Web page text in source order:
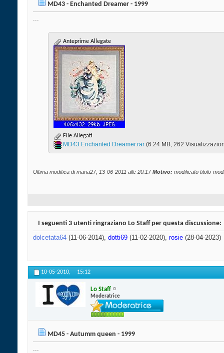
MD43 - Enchanted Dreamer - 1999
...
Anteprime Allegate
File Allegati
MD43 Enchanted Dreamer.rar‎ (6.24 MB, 262
Ultima modifica di maria27; 13-06-2011 alle 20:17 Motivo: modificato titolo-
I seguenti 3 utenti ringraziano Lo Staff per questa discussione:
dolcetata64 (11-06-2014), dotti69 (11-02-2020), rosie (28-04-2023)
10-05-2010, 15:12
Lo Staff
Moderatrice
MD45 - Autumm queen - 1999
...